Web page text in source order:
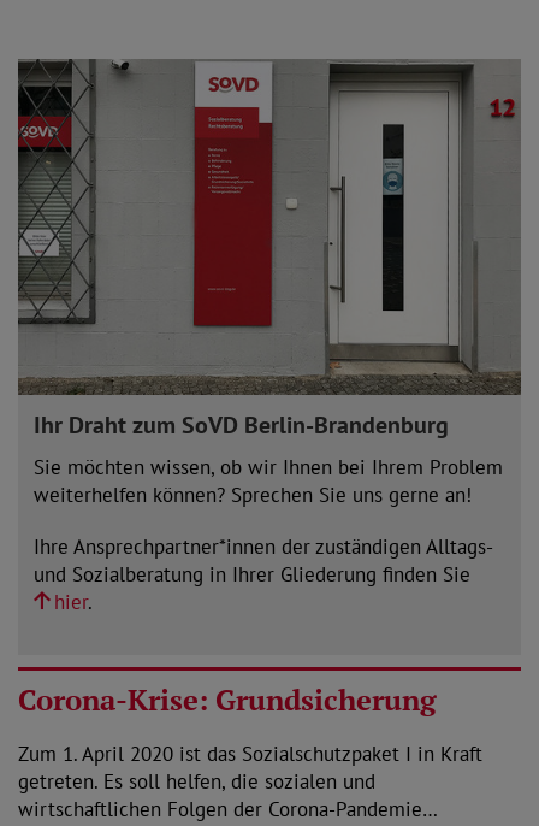
Corona-Krise: Grundsicherung
Zum 1. April 2020 ist das Sozialschutzpaket I in Kraft
getreten. Es soll helfen, die sozialen und
wirtschaftlichen Folgen der Corona-Pandemie…
Ihr Draht zum SoVD Berlin-Brandenburg
Sie möchten wissen, ob wir Ihnen bei Ihrem Problem
weiterhelfen können? Sprechen Sie uns gerne an!
Ihre Ansprechpartner*innen der zuständigen Alltags-
und Sozialberatung in Ihrer Gliederung finden Sie
hier.